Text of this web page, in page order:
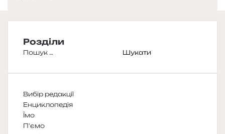
Розділи
Пошук:
Вибір редакції
Енциклопедія
Їмо
П'ємо